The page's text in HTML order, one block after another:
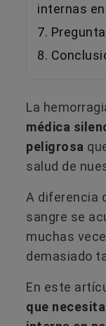
internas
7.
8.
La
médica
peligrosa
salud de
A diferencia
sangre se
muchas
demasiado
En este
que